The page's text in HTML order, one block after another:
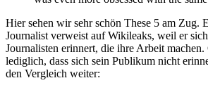
Hier sehen wir sehr schön These 5 am Zug.
Journalist verweist auf Wikileaks, weil er
Journalisten erinnert, die ihre Arbeit
lediglich, dass sich sein Publikum nicht
den Vergleich weiter: